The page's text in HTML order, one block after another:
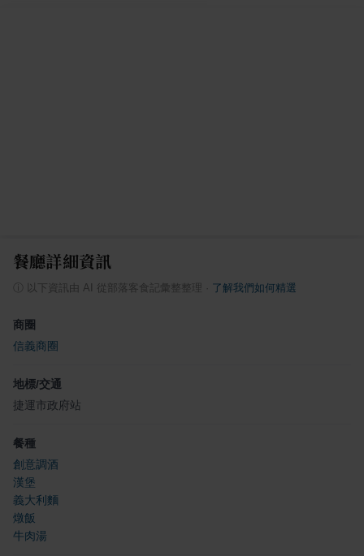
餐廳詳細資訊
以下資訊由 AI 從部落客食記彙整整理 了解我們如何精選
商圈
信義商圈
地標/交通
捷運市政府站
餐種
創意調酒
漢堡
義大利麵
燉飯
牛肉湯